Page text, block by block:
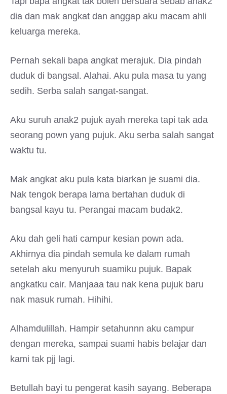
dia dan mak angkat dan anggap aku macam ahli
keluarga mereka.
Pernah sekali bapa angkat merajuk. Dia pindah
duduk di bangsal. Alahai. Aku pula masa tu yang
sedih. Serba salah sangat-sangat.
Aku suruh anak2 pujuk ayah mereka tapi tak ada
seorang pown yang pujuk. Aku serba salah sangat
waktu tu.
Mak angkat aku pula kata biarkan je suami dia.
Nak tengok berapa lama bertahan duduk di
bangsal kayu tu. Perangai macam budak2.
Aku dah geli hati campur kesian pown ada.
Akhirnya dia pindah semula ke dalam rumah
setelah aku menyuruh suamiku pujuk. Bapak
angkatku cair. Manjaaa tau nak kena pujuk baru
nak masuk rumah. Hihihi.
Alhamdulillah. Hampir setahunnn aku campur
dengan mereka, sampai suami habis belajar dan
kami tak pjj lagi.
Betullah bayi tu pengerat kasih sayang. Beberapa